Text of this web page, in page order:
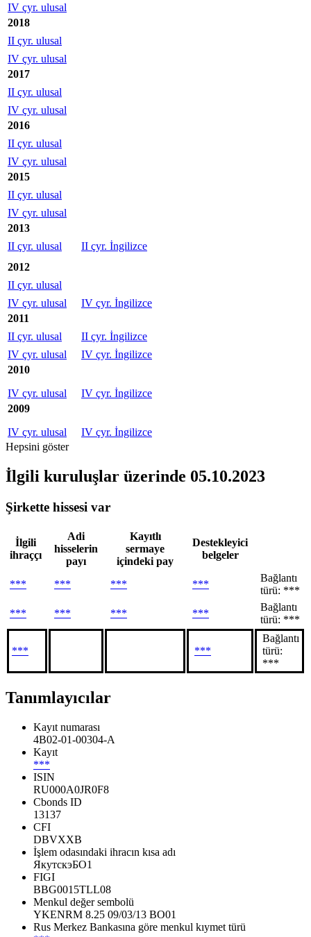
IV çyr. ulusal
2018
II çyr. ulusal
IV çyr. ulusal
2017
II çyr. ulusal
IV çyr. ulusal
2016
II çyr. ulusal
IV çyr. ulusal
2015
II çyr. ulusal
IV çyr. ulusal
2013
II çyr. ulusal
II çyr. İngilizce
2012
II çyr. ulusal
IV çyr. ulusal
IV çyr. İngilizce
2011
II çyr. ulusal
II çyr. İngilizce
IV çyr. ulusal
IV çyr. İngilizce
2010
IV çyr. ulusal
IV çyr. İngilizce
2009
IV çyr. ulusal
IV çyr. İngilizce
Hepsini göster
İlgili kuruluşlar üzerinde 05.10.2023
Şirkette hissesi var
İlgili
ihraççı
Adi
hisselerin
payı
Kayıtlı
sermaye
içindeki pay
Destekleyici
belgeler
*** *** *** ***
Bağlantı
türü: ***
***
*** *** ***
Bağlantı
türü: ***
*** ***
Bağlantı
türü:
***
Tanımlayıcılar
Kayıt numarası
4B02-01-00304-A
Kayıt
***
ISIN
RU000A0JR0F8
Cbonds ID
13137
CFI
DBVXXB
İşlem odasındaki ihracın kısa adı
ЯкутскэБО1
FIGI
BBG0015TLL08
Menkul değer sembolü
YKENRM 8.25 09/03/13 BO01
Rus Merkez Bankasına göre menkul kıymet türü